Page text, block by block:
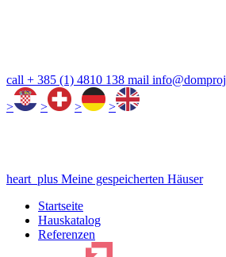
call + 385 (1) 4810 138 mail
>
> > >
heart_plus Meine gespeicherten Häuser
Startseite
Hauskatalog
Referenzen